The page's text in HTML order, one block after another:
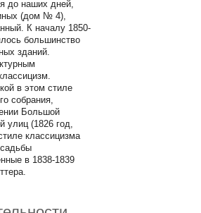
до наших дней,
(дом № 4),
К началу 1850-
большинство
зданий.
в этом стиле
собрания,
Большой
улиц (1826 год,
классицизма
в 1838-1839